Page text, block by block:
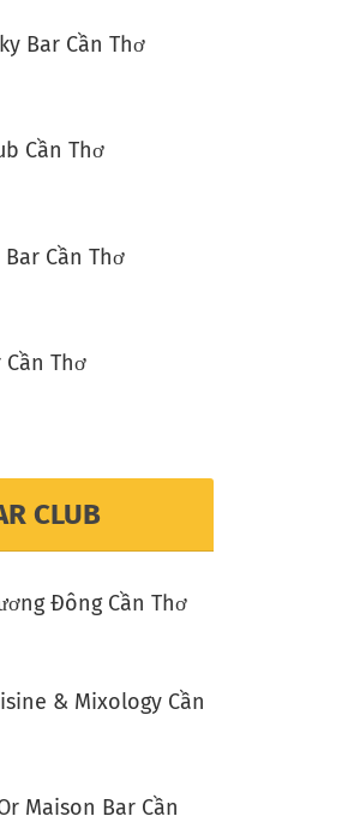
Bar Cần Thơ
Cần Thơ
Bar Cần Thơ
Cần Thơ
CLUB
Đông Cần Thơ
& Mixology Cần
Maison Bar Cần